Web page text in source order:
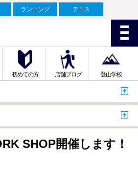
ランニング テニス
初めての方 店舗ブログ 登山学校
SHOP開催します！